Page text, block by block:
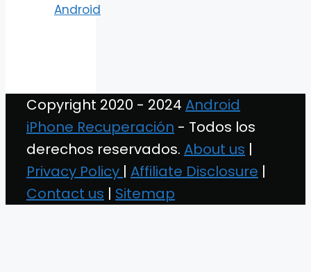
Android
Copyright 2020 - 2024 Android
iPhone Recuperación - Todos los
derechos reservados. About us |
Privacy Policy | Affiliate Disclosure |
Contact us | Sitemap